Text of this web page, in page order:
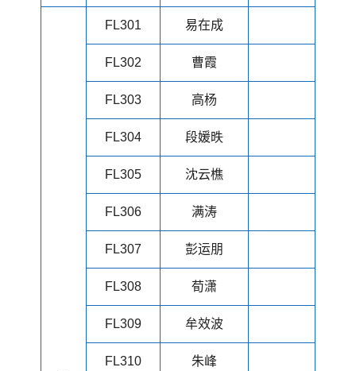
FL301 易在成
FL302 曹霞
FL303 高杨
FL304 段媛昳
FL305 沈云樵
FL306 满涛
FL307 彭运朋
FL308 荀潇
FL309 牟效波
FL310 朱峰